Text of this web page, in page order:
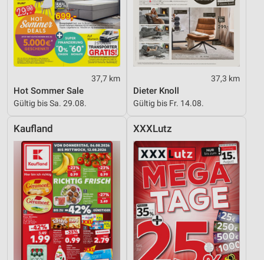
37,7 km
Hot Sommer Sale
Gültig bis Sa. 29.08.
37,3 km
Dieter Knoll
Gültig bis Fr. 14.08.
Kaufland XXXLutz